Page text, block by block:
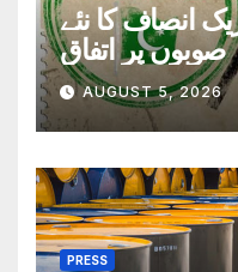
انصاف کا نئے
صوبوں پر اتفاق
AUGUST 5, 2026
PRESS